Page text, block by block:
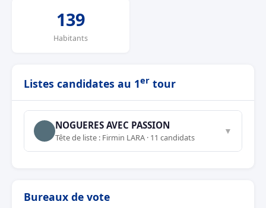
139
Habitants
Listes candidates au 1er tour
NOGUERES AVEC PASSION
Tête de liste : Firmin LARA · 11 candidats
▼
Bureaux de vote